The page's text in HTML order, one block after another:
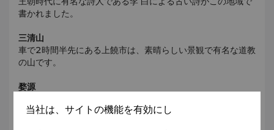
書かれました。
三清山
車で2時間半先にある上饒市は、素晴らしい景観で有名な道教
の山です。
婺源
ばれました。
当社は、サイトの機能を有効にし